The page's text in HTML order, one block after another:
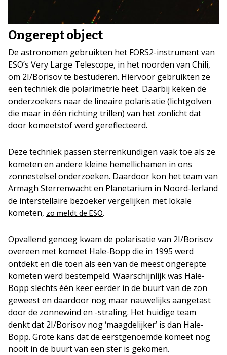
Ongerept object
De astronomen gebruikten het FORS2-instrument van
ESO’s Very Large Telescope, in het noorden van Chili,
om 2I/Borisov te bestuderen. Hiervoor gebruikten ze
een techniek die polarimetrie heet. Daarbij keken de
onderzoekers naar de lineaire polarisatie (lichtgolven
die maar in één richting trillen) van het zonlicht dat
door komeetstof werd gereflecteerd.
Deze techniek passen sterrenkundigen vaak toe als ze
kometen en andere kleine hemellichamen in ons
zonnestelsel onderzoeken. Daardoor kon het team van
Armagh Sterrenwacht en Planetarium in Noord-Ierland
de interstellaire bezoeker vergelijken met lokale
kometen, zo meldt de ESO.
Opvallend genoeg kwam de polarisatie van 2I/Borisov
overeen met komeet Hale-Bopp die in 1995 werd
ontdekt en die toen als een van de meest ongerepte
kometen werd bestempeld. Waarschijnlijk was Hale-
Bopp slechts één keer eerder in de buurt van de zon
geweest en daardoor nog maar nauwelijks aangetast
door de zonnewind en -straling. Het huidige team
denkt dat 2I/Borisov nog ‘maagdelijker’ is dan Hale-
Bopp. Grote kans dat de eerstgenoemde komeet nog
nooit in de buurt van een ster is gekomen.